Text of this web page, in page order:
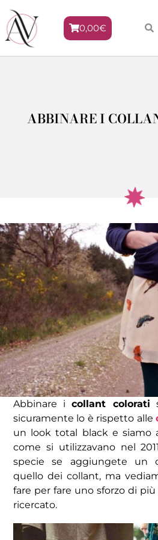
0,00€
ABBINARE I
Abbinare icollant colorati
sicuramente lo è rispetto alle
un look total black e siamo
come si utilizzavano nel
specie se aggiungete un
quello dei collant, ma
fare per fare uno sforzo di
ricercato.